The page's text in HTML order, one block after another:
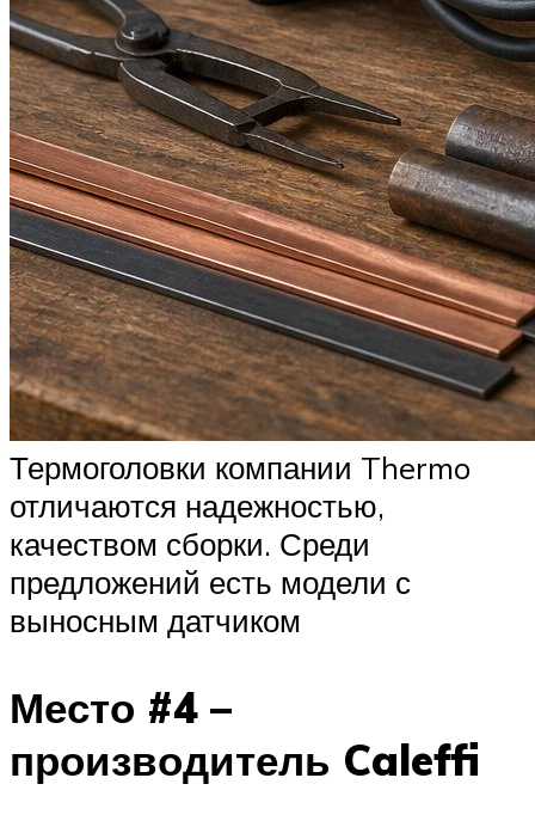
Термоголовки компании Thermo
отличаются надежностью,
качеством сборки. Среди
предложений есть модели с
выносным датчиком
Место #4 –
производитель Caleffi